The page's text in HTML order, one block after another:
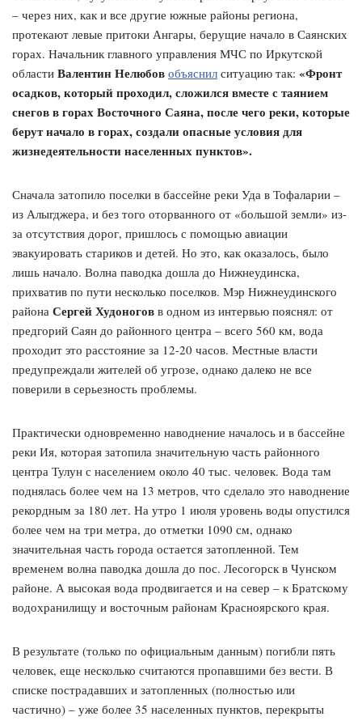
– через них, как и все другие южные районы региона,
протекают левые притоки Ангары, берущие начало в Саянских
горах. Начальник главного управления МЧС по Иркутской
области Валентин Нелюбов объяснил ситуацию так: «Фронт
осадков, который проходил, сложился вместе с таянием
снегов в горах Восточного Саяна, после чего реки, которые
берут начало в горах, создали опасные условия для
жизнедеятельности населенных пунктов».
Сначала затопило поселки в бассейне реки Уда в Тофаларии –
из Алыгджера, и без того оторванного от «большой земли» из-
за отсутствия дорог, пришлось с помощью авиации
эвакуировать стариков и детей. Но это, как оказалось, было
лишь начало. Волна паводка дошла до Нижнеудинска,
прихватив по пути несколько поселков. Мэр Нижнеудинского
района Сергей Худоногов в одном из интервью пояснял: от
предгорий Саян до районного центра – всего 560 км, вода
проходит это расстояние за 12-20 часов. Местные власти
предупреждали жителей об угрозе, однако далеко не все
поверили в серьезность проблемы.
Практически одновременно наводнение началось и в бассейне
реки Ия, которая затопила значительную часть районного
центра Тулун с населением около 40 тыс. человек. Вода там
поднялась более чем на 13 метров, что сделало это наводнение
рекордным за 180 лет. На утро 1 июля уровень воды опустился
более чем на три метра, до отметки 1090 см, однако
значительная часть города остается затопленной. Тем
временем волна паводка дошла до пос. Лесогорск в Чунском
районе. А высокая вода продвигается и на север – к Братскому
водохранилищу и восточным районам Красноярского края.
В результате (только по официальным данным) погибли пять
человек, еще несколько считаются пропавшими без вести. В
списке пострадавших и затопленных (полностью или
частично) – уже более 35 населенных пунктов, перекрыты